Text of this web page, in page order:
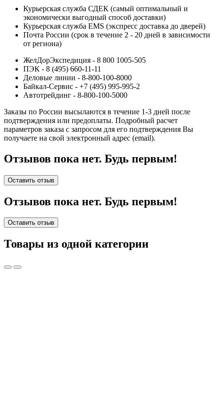
Курьерская служба СДЕК (самый оптимальный и
экономически выгодный способ доставки)
Курьерская служба EMS (экспресс доставка до дверей)
Почта России (срок в течение 2 - 20 дней в зависимости
от региона)
ЖелДорЭкспедиция - 8 800 1005-505
ПЭК - 8 (495) 660-11-11
Деловые линии - 8-800-100-8000
Байкал-Сервис - +7 (495) 995-995-2
Автотрейдинг - 8-800-100-5000
Заказы по России высылаются в течение 1-3 дней после
подтверждения или предоплаты. Подробный расчет
параметров заказа с запросом для его подтверждения Вы
получаете на свой электронный адрес (email).
Отзывов пока нет. Будь первым!
Оставить отзыв
Отзывов пока нет. Будь первым!
Оставить отзыв
Товары из одной категории